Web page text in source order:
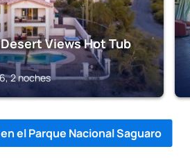
Views Hot Tub
2 noches
el Parque Nacional Saguaro